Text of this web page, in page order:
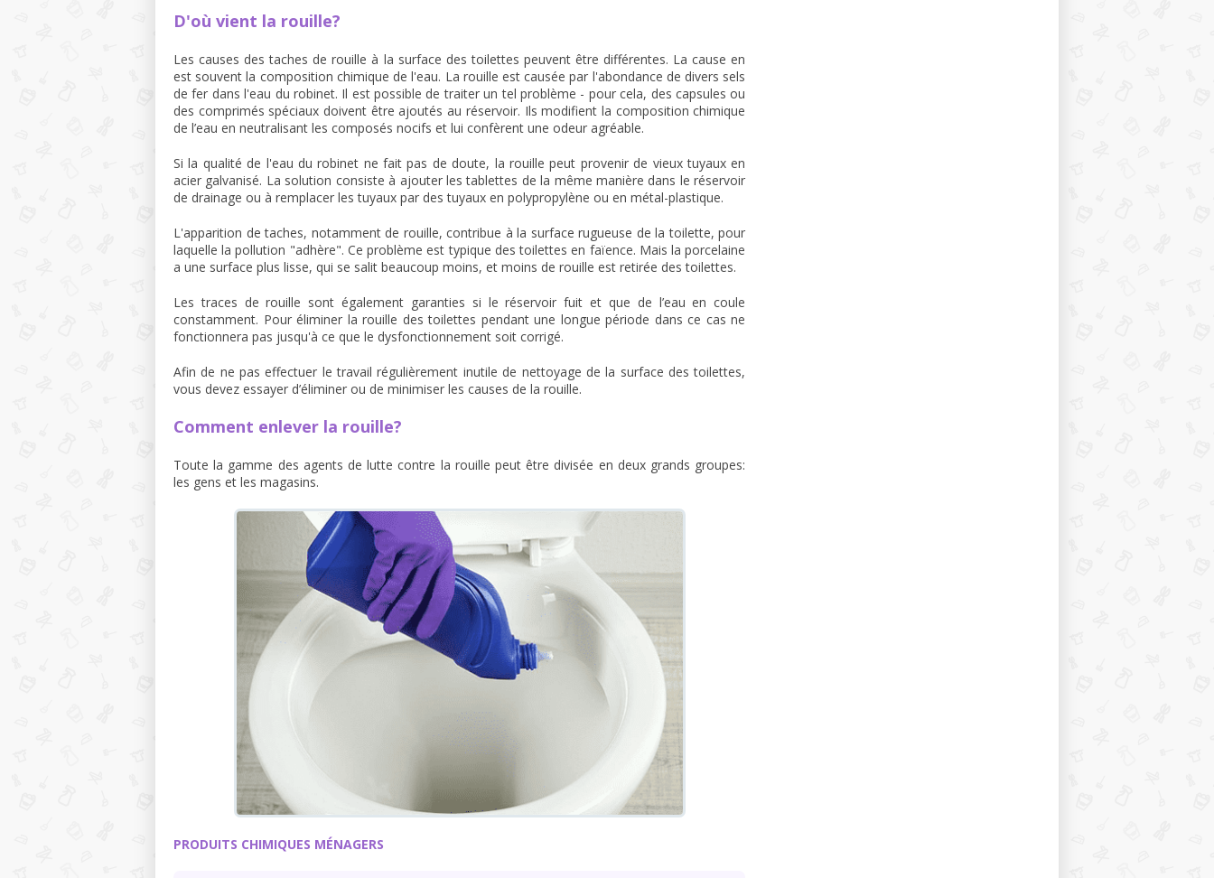
D'où vient la rouille?
Les causes des taches de rouille à la surface des toilettes peuvent être différentes. La cause en
est souvent la composition chimique de l'eau. La rouille est causée par l'abondance de divers sels
de fer dans l'eau du robinet. Il est possible de traiter un tel problème - pour cela, des capsules ou
des comprimés spéciaux doivent être ajoutés au réservoir. Ils modifient la composition chimique
de l’eau en neutralisant les composés nocifs et lui confèrent une odeur agréable.
Si la qualité de l'eau du robinet ne fait pas de doute, la rouille peut provenir de vieux tuyaux en
acier galvanisé. La solution consiste à ajouter les tablettes de la même manière dans le réservoir
de drainage ou à remplacer les tuyaux par des tuyaux en polypropylène ou en métal-plastique.
L'apparition de taches, notamment de rouille, contribue à la surface rugueuse de la toilette, pour
laquelle la pollution "adhère". Ce problème est typique des toilettes en faïence. Mais la porcelaine
a une surface plus lisse, qui se salit beaucoup moins, et moins de rouille est retirée des toilettes.
Les traces de rouille sont également garanties si le réservoir fuit et que de l’eau en coule
constamment. Pour éliminer la rouille des toilettes pendant une longue période dans ce cas ne
fonctionnera pas jusqu'à ce que le dysfonctionnement soit corrigé.
Afin de ne pas effectuer le travail régulièrement inutile de nettoyage de la surface des toilettes,
vous devez essayer d’éliminer ou de minimiser les causes de la rouille.
Comment enlever la rouille?
Toute la gamme des agents de lutte contre la rouille peut être divisée en deux grands groupes:
les gens et les magasins.
PRODUITS CHIMIQUES MÉNAGERS